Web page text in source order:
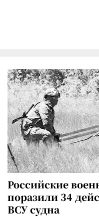
Российские
поразили 34
ВСУ судна